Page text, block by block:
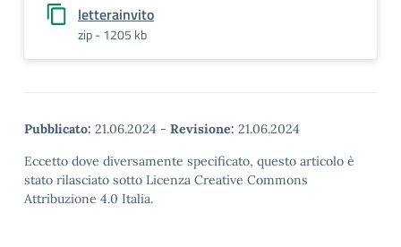
letterainvito
zip - 1205 kb
Pubblicato: 21.06.2024 - Revisione: 21.06.2024
Eccetto dove diversamente specificato, questo articolo è
stato rilasciato sotto Licenza Creative Commons
Attribuzione 4.0 Italia.